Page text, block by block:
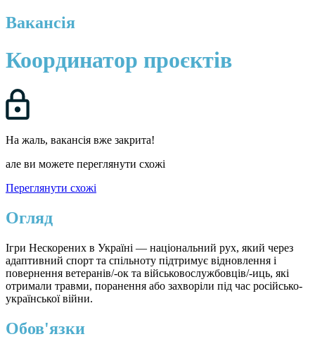
Вакансія
Координатор проєктів
На жаль, вакансія вже закрита!
але ви можете переглянути схожі
Переглянути схожі
Огляд
Ігри Нескорених в Україні — національний рух, який через
адаптивний спорт та спільноту підтримує відновлення і
повернення ветеранів/-ок та військовослужбовців/-иць, які
отримали травми, поранення або захворіли під час російсько-
української війни.
Обов'язки